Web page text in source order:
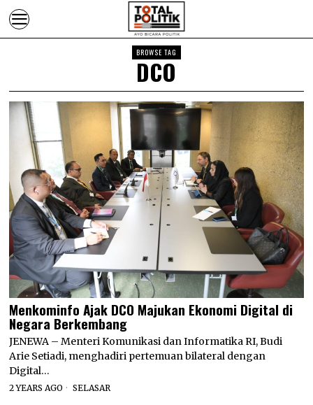
BROWSE TAG
DCO
Menkominfo Ajak DCO Majukan Ekonomi Digital di
Negara Berkembang
JENEWA – Menteri Komunikasi dan Informatika RI, Budi
Arie Setiadi, menghadiri pertemuan bilateral dengan
Digital…
2 YEARS AGO SELASAR